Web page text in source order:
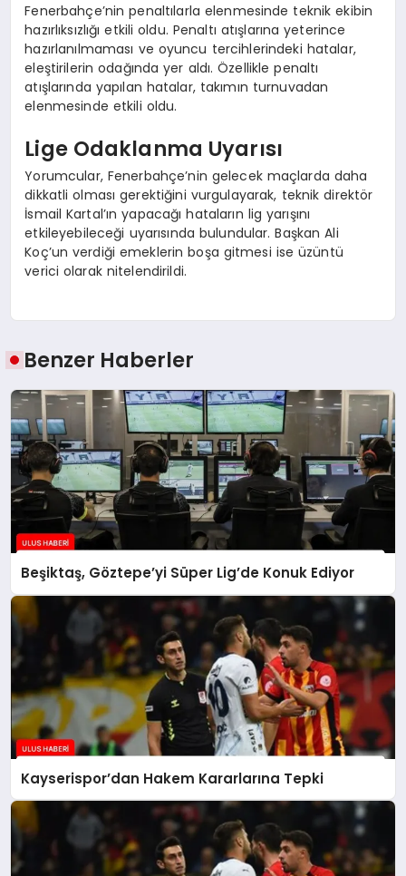
Fenerbahçe’nin penaltılarla elenmesinde teknik ekibin
hazırlıksızlığı etkili oldu. Penaltı atışlarına yeterince
hazırlanılmaması ve oyuncu tercihlerindeki hatalar,
eleştirilerin odağında yer aldı. Özellikle penaltı
atışlarında yapılan hatalar, takımın turnuvadan
elenmesinde etkili oldu.
Lige Odaklanma Uyarısı
Yorumcular, Fenerbahçe’nin gelecek maçlarda daha
dikkatli olması gerektiğini vurgulayarak, teknik direktör
İsmail Kartal’ın yapacağı hataların lig yarışını
etkileyebileceği uyarısında bulundular. Başkan Ali
Koç’un verdiği emeklerin boşa gitmesi ise üzüntü
verici olarak nitelendirildi.
Benzer Haberler
Beşiktaş, Göztepe’yi Süper Lig’de Konuk Ediyor
Kayserispor’dan Hakem Kararlarına Tepki